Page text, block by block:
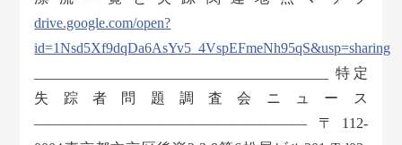
drive.google.com/open?
id=1Nsd5Xf9dqDa6AsYv5_4VspEFmeNh95qS&usp=sharing
_________________________________________ 特定
失踪者問題調査会ニュース
——————————————————— 〒112-